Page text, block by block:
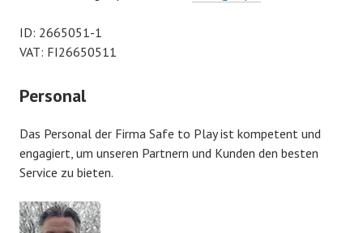
ID: 2665051-1
VAT: FI26650511
Personal
Das Personal der Firma Safe to Play ist kompetent und
engagiert, um unseren Partnern und Kunden den besten
Service zu bieten.